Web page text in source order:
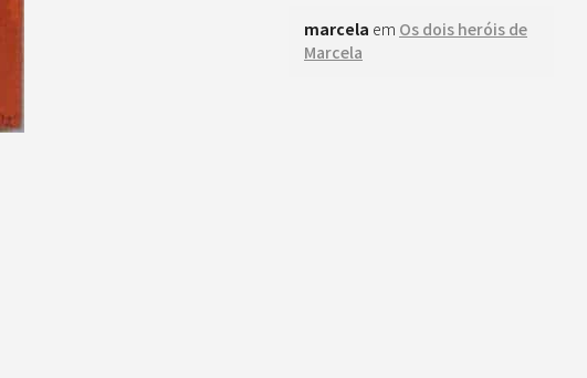
marcela em Os dois heróis de
Marcela